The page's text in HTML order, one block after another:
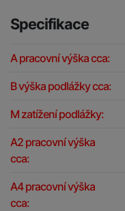
Specifikace
A pracovní výška cca:
B výška podlážky cca:
M zatížení podlážky:
A2 pracovní výška
cca:
A4 pracovní výška
cca: